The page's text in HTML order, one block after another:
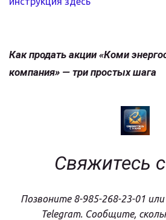
Как продать акции «Коми
компания» — три простых шага
Свяжитесь
Позвоните 8-985-268-23-01
Telegram. Сообщите,